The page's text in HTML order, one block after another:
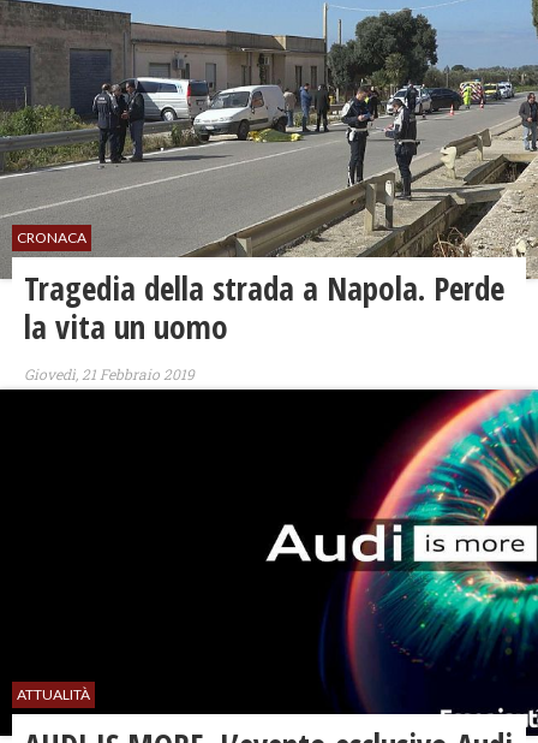
CRONACA
Tragedia della strada a Napola. Perde
la vita un uomo
Giovedì, 21 Febbraio 2019
ATTUALITÀ